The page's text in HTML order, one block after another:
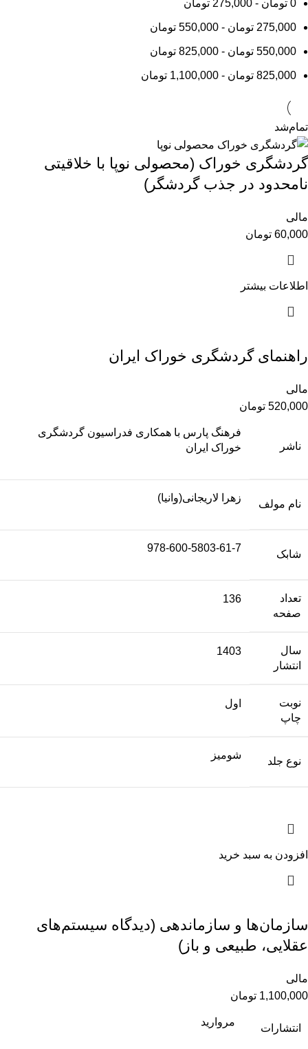
0 تومان -
275,000 تومان
275,000 تومان -
550,000 تومان
550,000 تومان -
825,000 تومان
825,000 تومان -
1,100,000 تومان
تمام‌شد
گردشگری خوراک (محصولی نوپا با خلاقیتی
نامحدود در جذب گردشگر)
مالی
60,000 تومان
اطلاعات بیشتر
راهنمای گردشگری خوراک ایران
مالی
520,000 تومان
ناشر
فرهنگ پارس با همکاری فدراسیون گردشگری
خوراک ایران
نام مولف
زهرا لاریجانی(وانیا)
شابک
978-600-5803-61-7
تعداد
صفحه
136
سال
انتشار
1403
نوبت
چاپ
اول
نوع جلد
شومیز
افزودن به سبد خرید
سازمان‌ها و سازماندهی (دیدگاه سیستم‌های
عقلایی، طبیعی و باز)
مالی
1,100,000 تومان
انتشارات
مروارید